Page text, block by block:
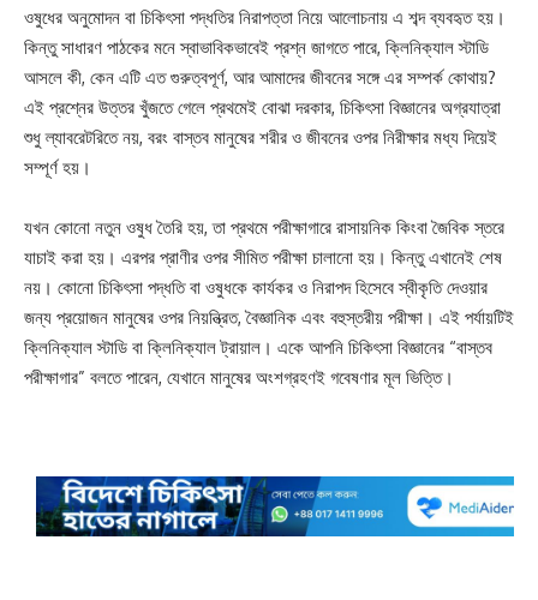
ওষুধের অনুমোদন বা চিকিৎসা পদ্ধতির নিরাপত্তা নিয়ে আলোচনায় এ শব্দ ব্যবহৃত হয়।
কিন্তু সাধারণ পাঠকের মনে স্বাভাবিকভাবেই প্রশ্ন জাগতে পারে, ক্লিনিক্যাল স্টাডি
আসলে কী, কেন এটি এত গুরুত্বপূর্ণ, আর আমাদের জীবনের সঙ্গে এর সম্পর্ক কোথায়?
এই প্রশ্নের উত্তর খুঁজতে গেলে প্রথমেই বোঝা দরকার, চিকিৎসা বিজ্ঞানের অগ্রযাত্রা
শুধু ল্যাবরেটরিতে নয়, বরং বাস্তব মানুষের শরীর ও জীবনের ওপর নিরীক্ষার মধ্য দিয়েই
সম্পূর্ণ হয়।
যখন কোনো নতুন ওষুধ তৈরি হয়, তা প্রথমে পরীক্ষাগারে রাসায়নিক কিংবা জৈবিক স্তরে
যাচাই করা হয়। এরপর প্রাণীর ওপর সীমিত পরীক্ষা চালানো হয়। কিন্তু এখানেই শেষ
নয়। কোনো চিকিৎসা পদ্ধতি বা ওষুধকে কার্যকর ও নিরাপদ হিসেবে স্বীকৃতি দেওয়ার
জন্য প্রয়োজন মানুষের ওপর নিয়ন্ত্রিত, বৈজ্ঞানিক এবং বহুস্তরীয় পরীক্ষা। এই পর্যায়টিই
ক্লিনিক্যাল স্টাডি বা ক্লিনিক্যাল ট্রায়াল। একে আপনি চিকিৎসা বিজ্ঞানের “বাস্তব
পরীক্ষাগার” বলতে পারেন, যেখানে মানুষের অংশগ্রহণই গবেষণার মূল ভিত্তি।